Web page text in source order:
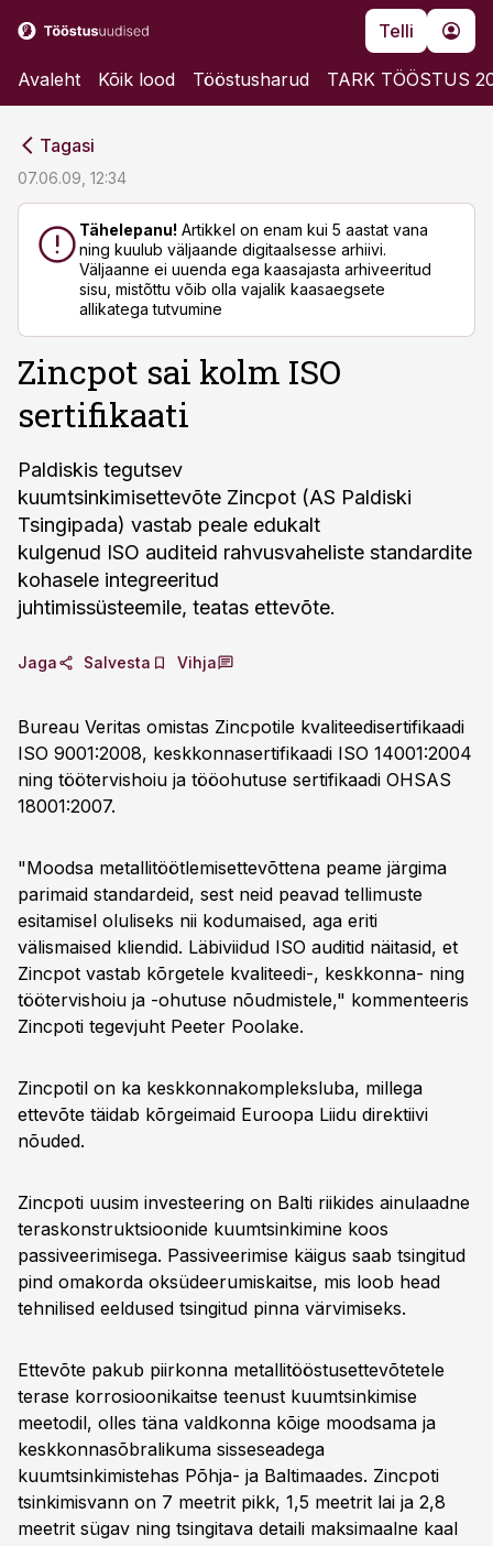
Telli
Avaleht Kõik lood Tööstusharud TARK TÖÖSTUS
Tagasi
07.06.09, 12:34
Tähelepanu! Artikkel on enam kui 5 aastat vana
ning kuulub väljaande digitaalsesse arhiivi.
Väljaanne ei uuenda ega kaasajasta arhiveeritud
sisu, mistõttu võib olla vajalik kaasaegsete
allikatega tutvumine
Zincpot sai kolm ISO
sertifikaati
Paldiskis tegutsev
kuumtsinkimisettevõte Zincpot (AS Paldiski
Tsingipada) vastab peale edukalt
kulgenud ISO auditeid rahvusvaheliste standardite
kohasele integreeritud
juhtimissüsteemile, teatas ettevõte.
Jaga Salvesta Vihja
Bureau Veritas omistas Zincpotile kvaliteedisertifikaadi
ISO 9001:2008, keskkonnasertifikaadi ISO 14001:2004
ning töötervishoiu ja tööohutuse sertifikaadi OHSAS
18001:2007.
"Moodsa metallitöötlemisettevõttena peame järgima
parimaid standardeid, sest neid peavad tellimuste
esitamisel oluliseks nii kodumaised, aga eriti
välismaised kliendid. Läbiviidud ISO auditid näitasid, et
Zincpot vastab kõrgetele kvaliteedi-, keskkonna- ning
töötervishoiu ja -ohutuse nõudmistele," kommenteeris
Zincpoti tegevjuht Peeter Poolake.
Zincpotil on ka keskkonnakompleksluba, millega
ettevõte täidab kõrgeimaid Euroopa Liidu direktiivi
nõuded.
Zincpoti uusim investeering on Balti riikides ainulaadne
teraskonstruktsioonide kuumtsinkimine koos
passiveerimisega. Passiveerimise käigus saab tsingitud
pind omakorda oksüdeerumiskaitse, mis loob head
tehnilised eeldused tsingitud pinna värvimiseks.
Ettevõte pakub piirkonna metallitööstusettevõtetele
terase korrosioonikaitse teenust kuumtsinkimise
meetodil, olles täna valdkonna kõige moodsama ja
keskkonnasõbralikuma sisseseadega
kuumtsinkimistehas Põhja- ja Baltimaades. Zincpoti
tsinkimisvann on 7 meetrit pikk, 1,5 meetrit lai ja 2,8
meetrit sügav ning tsingitava detaili maksimaalne kaal